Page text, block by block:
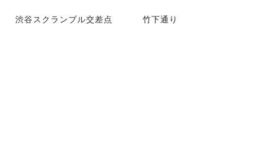
渋谷スクランブル交差点 竹下通り